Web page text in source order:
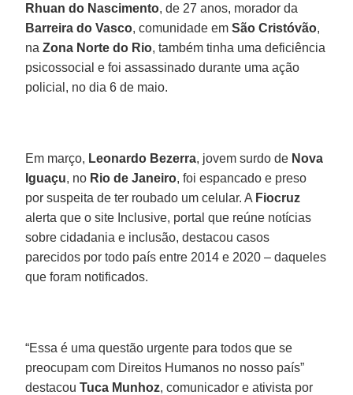
Rhuan do Nascimento, de 27 anos, morador da
Barreira do Vasco, comunidade emSão Cristóvão,
naZona Norte do Rio, também tinha uma deficiência
psicossocial e foi assassinado durante uma ação
policial, no dia 6 de maio.
Em março, Leonardo Bezerra, jovem surdo de Nova
Iguaçu, no Rio de Janeiro, foi espancado e preso
por suspeita de ter roubado um celular. A Fiocruz
alerta que o site Inclusive, portal que reúne notícias
sobre cidadania e inclusão, destacou casos
parecidos por todo país entre 2014 e 2020 – daqueles
que foram notificados.
“Essa é uma questão urgente para todos que se
preocupam com Direitos Humanos no nosso país”
destacouTuca Munhoz, comunicador e ativista por